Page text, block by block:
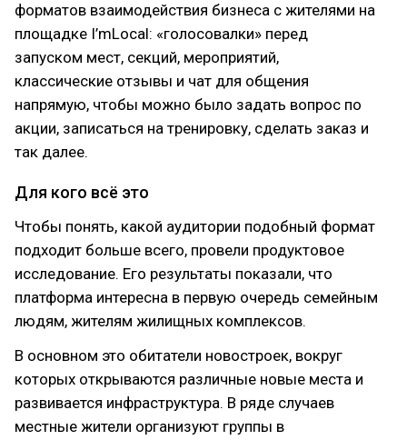
форматов взаимодействия бизнеса с жителями на
площадке I’mLocal: «голосовалки» перед
запуском мест, секций, мероприятий,
классические отзывы и чат для общения
напрямую, чтобы можно было задать вопрос по
акции, записаться на тренировку, сделать заказ и
так далее.
Для кого всё это
Чтобы понять, какой аудитории подобный формат
подходит больше всего, провели продуктовое
исследование. Его результаты показали, что
платформа интересна в первую очередь семейным
людям, жителям жилищных комплексов.
В основном это обитатели новостроек, вокруг
которых открываются различные новые места и
развивается инфраструктура. В ряде случаев
местные жители организуют группы в